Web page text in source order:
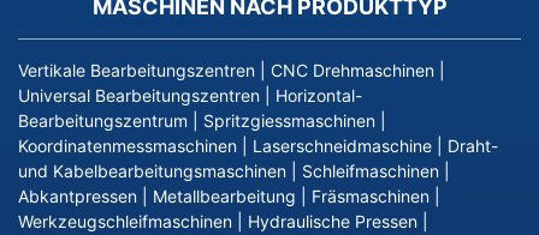
MASCHINEN NACH PRODUKTTYP
Vertikale Bearbeitungszentren CNC Drehmaschinen
Universal Bearbeitungszentren
Horizontal-
Bearbeitungszentrum
Spritzgiessmaschinen
Koordinatenmessmaschinen
Laserschneidmaschine
Draht-
und Kabelbearbeitungsmaschinen
Schleifmaschinen
Abkantpressen
Metallbearbeitung Fräsmaschinen
Werkzeugschleifmaschinen
Hydraulische Pressen